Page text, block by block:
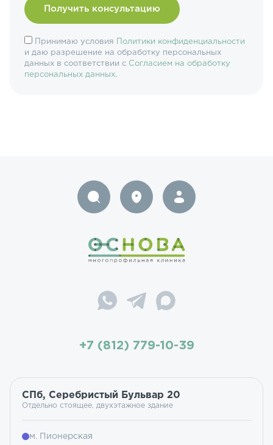
Принимаю условия
Политики конфиденциальности
и даю разрешение на обработку персональных
данных в соответствии с Согласием на обработку
персональных данных.
+7 (812) 779-10-39
СПб, Серебристый Бульвар 20
Отдельно стоящее, двухэтажное здание
м. Пионерская